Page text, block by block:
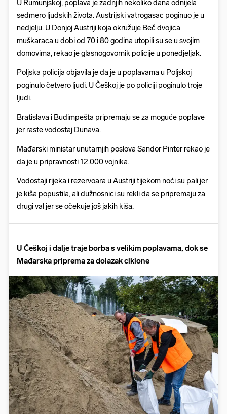
U Rumunjskoj, poplava je zadnjih nekoliko dana odnijela
sedmero ljudskih života. Austrijski vatrogasac poginuo je u
nedjelju. U Donjoj Austriji koja okružuje Beč dvojica
muškaraca u dobi od 70 i 80 godina utopili su se u svojim
domovima, rekao je glasnogovornik policije u ponedjeljak.
Poljska policija objavila je da je u poplavama u Poljskoj
poginulo četvero ljudi. U Češkoj je po policiji poginulo troje
ljudi.
Bratislava i Budimpešta pripremaju se za moguće poplave
jer raste vodostaj Dunava.
Mađarski ministar unutarnjih poslova Sandor Pinter rekao je
da je u pripravnosti 12.000 vojnika.
Vodostaji rijeka i rezervoara u Austriji tijekom noći su pali jer
je kiša popustila, ali dužnosnici su rekli da se pripremaju za
drugi val jer se očekuje još jakih kiša.
U Češkoj i dalje traje borba s velikim poplavama, dok se
Mađarska priprema za dolazak ciklone